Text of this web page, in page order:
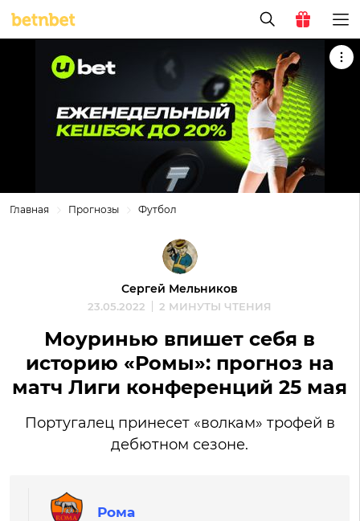
Главная Прогнозы Футбол
Сергей Мельников
23.05.2022 2 МИНУТЫ ЧТЕНИЯ
Моуринью впишет себя в
историю «Ромы»: прогноз на
матч Лиги конференций 25 мая
Португалец принесет «волкам» трофей в
дебютном сезоне.
Рома